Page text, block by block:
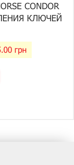
CONDOR
КЛЮЧЕЙ
грн